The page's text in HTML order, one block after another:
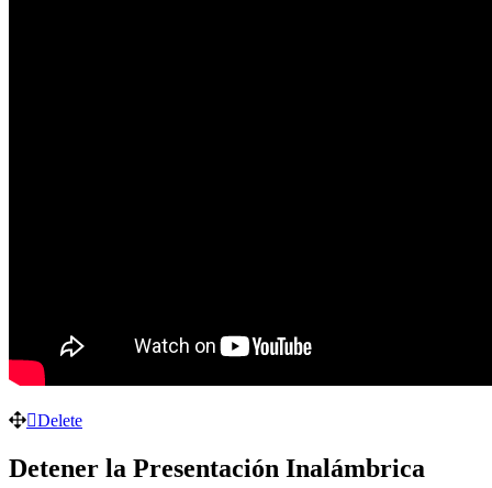
Delete
Detener la Presentación Inalámbrica